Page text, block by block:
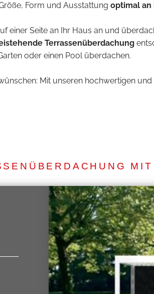
Form und Ausstattung optimal an
einer Seite an Ihr Haus an und
Terrassenüberdachung
oder einen Pool überdachen.
Mit unseren hochwertigen